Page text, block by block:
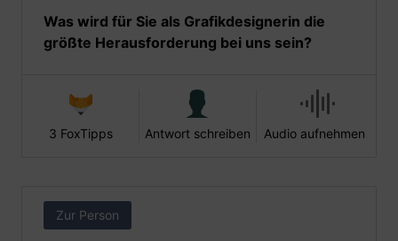
Was wird für Sie als Grafikdesignerin die
größte Herausforderung bei uns sein?
3 FoxTipps Antwort schreiben Audio aufnehmen
Zur Person